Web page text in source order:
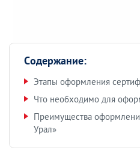
Содержание:
Этапы оформления
Что необходимо для
Преимущества
Урал»